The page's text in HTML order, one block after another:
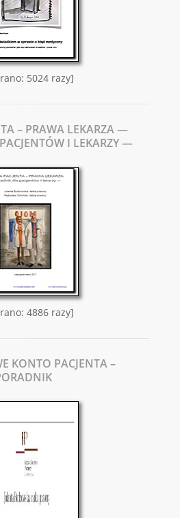
5024 razy]
– PRAWA LEKARZA —
I LEKARZY —
4886 razy]
KONTO PACJENTA –